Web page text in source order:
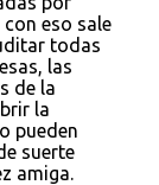
eso sale
todas
las
de la
la
pueden
suerte
amiga.